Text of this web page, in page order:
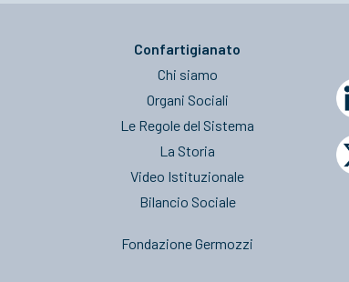
Confartigianato
Chi siamo
Organi Sociali
Le Regole del Sistema
La Storia
Video Istituzionale
Bilancio Sociale
Fondazione Germozzi